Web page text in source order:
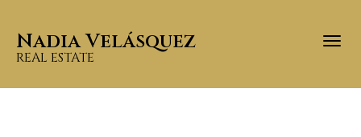
Nadia Velásquez
REAL ESTATE